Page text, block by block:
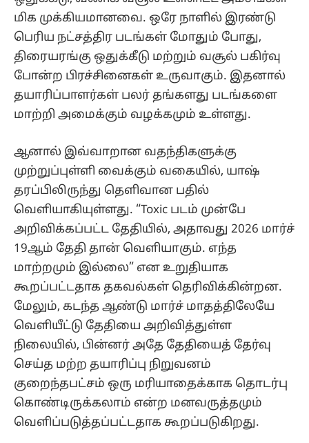
மிக முக்கியமானவை. ஒரே நாளில் இரண்டு
பெரிய நட்சத்திர படங்கள் மோதும் போது,
திரையரங்கு ஒதுக்கீடு மற்றும் வசூல் பகிர்வு
போன்ற பிரச்சினைகள் உருவாகும். இதனால்
தயாரிப்பாளர்கள் பலர் தங்களது படங்களை
மாற்றி அமைக்கும் வழக்கமும் உள்ளது.
ஆனால் இவ்வாறான வதந்திகளுக்கு
முற்றுப்புள்ளி வைக்கும் வகையில், யாஷ்
தரப்பிலிருந்து தெளிவான பதில்
வெளியாகியுள்ளது. “Toxic படம் முன்பே
அறிவிக்கப்பட்ட தேதியில், அதாவது 2026 மார்ச்
19ஆம் தேதி தான் வெளியாகும். எந்த
மாற்றமும் இல்லை” என உறுதியாக
கூறப்பட்டதாக தகவல்கள் தெரிவிக்கின்றன.
மேலும், கடந்த ஆண்டு மார்ச் மாதத்திலேயே
வெளியீட்டு தேதியை அறிவித்துள்ள
நிலையில், பின்னர் அதே தேதியைத் தேர்வு
செய்த மற்ற தயாரிப்பு நிறுவனம்
குறைந்தபட்சம் ஒரு மரியாதைக்காக தொடர்பு
கொண்டிருக்கலாம் என்ற மனவருத்தமும்
வெளிப்படுத்தப்பட்டதாக கூறப்படுகிறது.